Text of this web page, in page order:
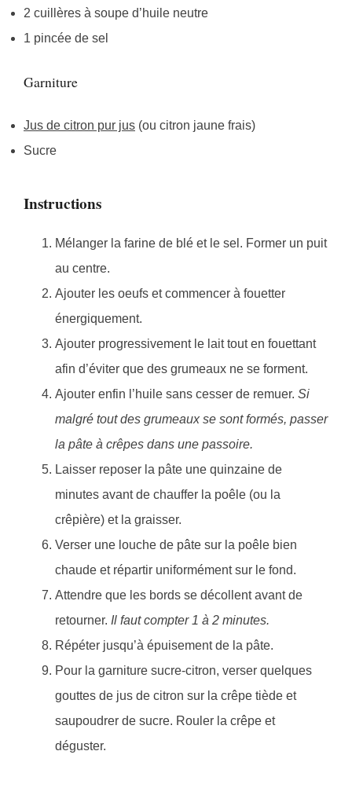
2 cuillères à soupe d’huile neutre
1 pincée de sel
Garniture
Jus de citron pur jus (ou citron jaune frais)
Sucre
Instructions
Mélanger la farine de blé et le sel. Former un puit
au centre.
Ajouter les oeufs et commencer à fouetter
énergiquement.
Ajouter progressivement le lait tout en fouettant
afin d’éviter que des grumeaux ne se forment.
Ajouter enfin l’huile sans cesser de remuer. Si
malgré tout des grumeaux se sont formés, passer
la pâte à crêpes dans une passoire.
Laisser reposer la pâte une quinzaine de
minutes avant de chauffer la poêle (ou la
crêpière) et la graisser.
Verser une louche de pâte sur la poêle bien
chaude et répartir uniformément sur le fond.
Attendre que les bords se décollent avant de
retourner. Il faut compter 1 à 2 minutes.
Répéter jusqu’à épuisement de la pâte.
Pour la garniture sucre-citron, verser quelques
gouttes de jus de citron sur la crêpe tiède et
saupoudrer de sucre. Rouler la crêpe et
déguster.